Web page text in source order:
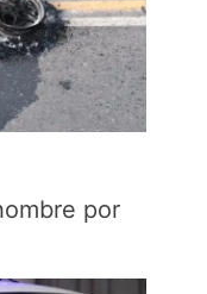
por